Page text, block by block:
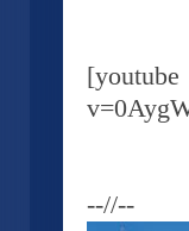
--//--